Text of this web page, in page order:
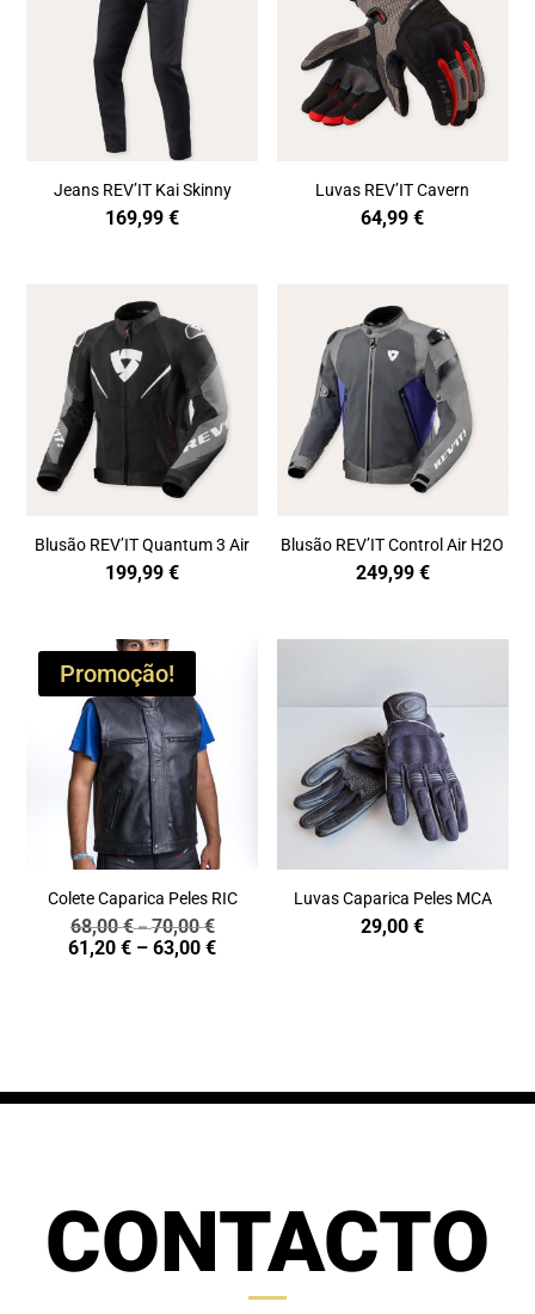
Jeans REV’IT Kai Skinny
169,99€
Luvas REV’IT Cavern
64,99€
Blusão REV’IT Quantum 3 Air
199,99€
Blusão REV’IT Control Air H2O
249,99 €
Promoção!
Colete Caparica Peles RIC
68,00€–70,00€Price
range:
61,20€ – 63,00€Price
Luvas Caparica Peles MCA
29,00€
CONTACTO